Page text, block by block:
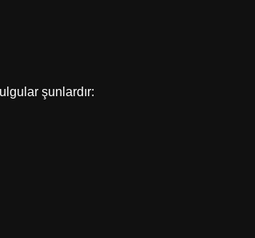
şunlardır: